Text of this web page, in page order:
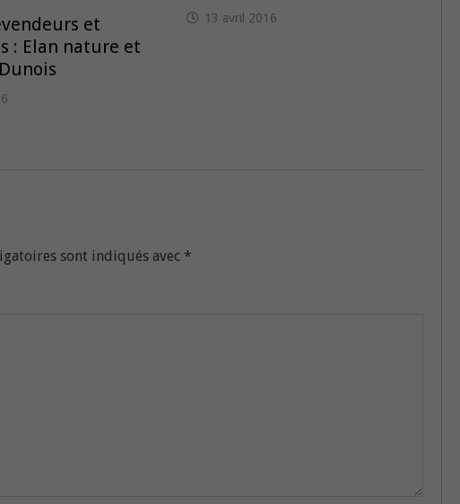
et
: Elan nature et
13 avril 2016
sont indiqués avec *